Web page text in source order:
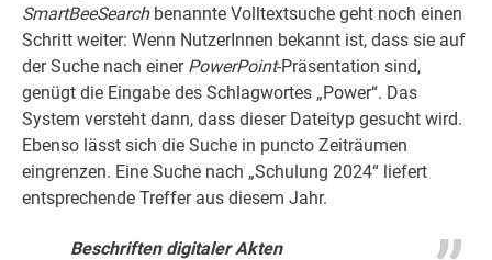
SmartBeeSearchbenannte Volltextsuche geht noch einen
Schritt weiter: Wenn NutzerInnen bekannt ist, dass sie auf
der Suche nach einer PowerPoint-Präsentation sind,
genügt die Eingabe des Schlagwortes „Power“. Das
System versteht dann, dass dieser Dateityp gesucht wird.
Ebenso lässt sich die Suche in puncto Zeiträumen
eingrenzen. Eine Suche nach „Schulung 2024“ liefert
entsprechende Treffer aus diesem Jahr.
Beschriften digitaler Akten